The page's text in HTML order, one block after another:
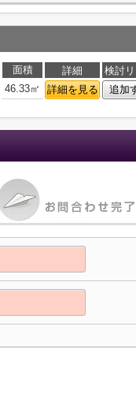
面積 詳細
検討リ
46.33㎡ 詳細を見る 追加